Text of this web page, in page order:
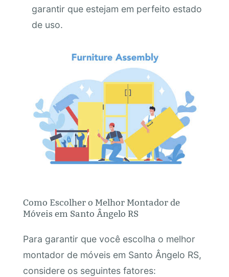
garantir que estejam em perfeito estado
de uso.
Como Escolher o Melhor Montador de
Móveis em Santo Ângelo RS
Para garantir que você escolha o melhor
montador de móveis em Santo Ângelo RS,
considere os seguintes fatores: